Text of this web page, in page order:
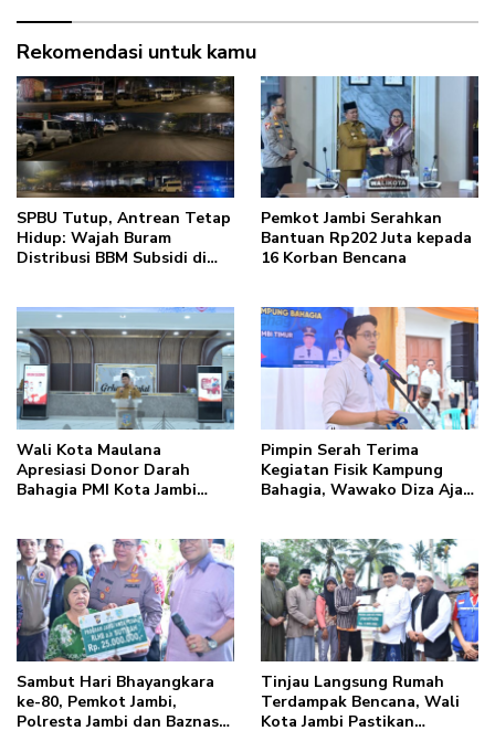
Rekomendasi untuk kamu
SPBU Tutup, Antrean Tetap
Hidup: Wajah Buram
Distribusi BBM Subsidi di
Pemkot Jambi Serahkan
Bantuan Rp202 Juta kepada
16 Korban Bencana
Wali Kota Maulana
Apresiasi Donor Darah
Bahagia PMI Kota Jambi
Tahun 2026
Pimpin Serah Terima
Kegiatan Fisik Kampung
Bahagia, Wawako Diza Ajak
Sambut Hari Bhayangkara
ke-80, Pemkot Jambi,
Polresta Jambi dan Baznas
Tinjau Langsung Rumah
Terdampak Bencana, Wali
Kota Jambi Pastikan